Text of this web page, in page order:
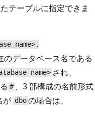
テーブルに指定できま
のデータベース名である
され、
# 、3 部構成の名前形式
が dboの場合は、